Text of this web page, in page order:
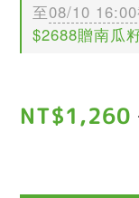
至08/10 16:00
$2688贈南瓜
NT$1,260